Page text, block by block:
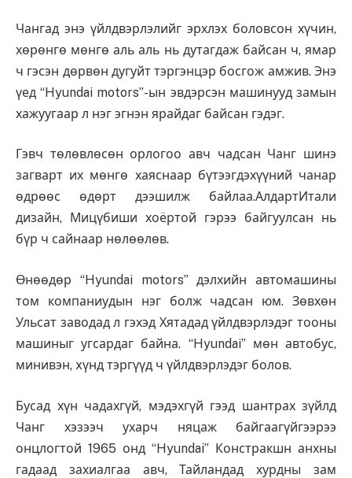
Чангад энэ үйлдвэрлэлийг эрхлэх боловсон хүчин,
хөрөнгө мөнгө аль аль нь дутагдаж байсан ч, ямар
ч гэсэн дөрвөн дугуйт тэргэнцэр босгож амжив. Энэ
үед “Hyundai motors’’-ын эвдэрсэн машинууд замын
хажуугаар л нэг эгнэн ярайдаг байсан гэдэг.
Гэвч төлөвлөсөн орлогоо авч чадсан Чанг шинэ
загварт их мөнгө хаяснаар бүтээгдэхүүний чанар
өдрөөс өдөрт дээшилж байлаа.АлдартИтали
дизайн, Мицүбиши хоёртой гэрээ байгуулсан нь
бүр ч сайнаар нөлөөлөв.
Өнөөдөр “Hyundai motors” дэлхийн автомашины
том компаниудын нэг болж чадсан юм. Зөвхөн
Ульсат заводад л гэхэд Хятадад үйлдвэрлэдэг тооны
машиныг угсардаг байна. “Hyundai” мөн автобус,
минивэн, xүнд тэргүүд ч үйлдвэрлэдэг болов.
Бусад хүн чадахгүй, мэдэхгүй гээд шантрах зүйлд
Чанг хэзээч ухарч няцаж байгаагүйгээрээ
онцлогтой 1965 онд “Hyundai” Констракшн анхны
гадаад захиалгаа авч, Тайландад хурдны зам